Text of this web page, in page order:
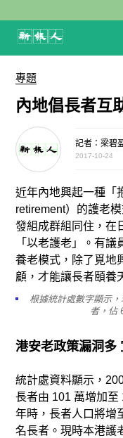
專題
內地倡長者互
記者：梁碧
2017-10-24
近年內地興起一種「
retirement）的護老
發組成群組同住，在
「以老護老」。有
養老模式，除了覓地
顧，才能讓長者頤養
根據統計處數字顯示
者，佔
港安老政策漏洞多
統計處資料顯示，
長者由 101 萬增加
年時，長者人口將增
名長者。現時本港護